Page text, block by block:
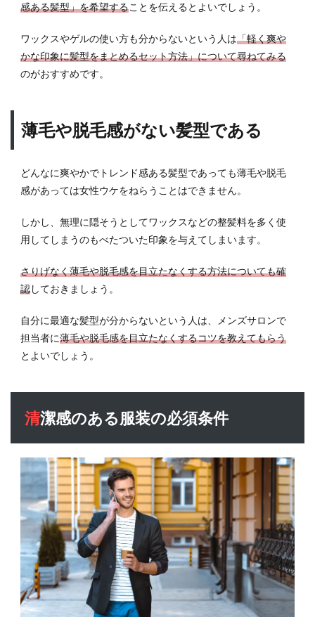
感ある髪型」を希望することを伝えるとよいでしょう。
ワックスやゲルの使い方も分からないという人は「軽く爽や
かな印象に髪型をまとめるセット方法」について尋ねてみる
のがおすすめです。
薄毛や脱毛感がない髪型である
どんなに爽やかでトレンド感ある髪型であっても薄毛や脱毛
感があっては女性ウケをねらうことはできません。
しかし、無理に隠そうとしてワックスなどの整髪料を多く使
用してしまうのもべたついた印象を与えてしまいます。
さりげなく薄毛や脱毛感を目立たなくする方法についても確
認しておきましょう。
自分に最適な髪型が分からないという人は、メンズサロンで
担当者に薄毛や脱毛感を目立たなくするコツを教えてもらう
とよいでしょう。
清潔感のある服装の必須条件